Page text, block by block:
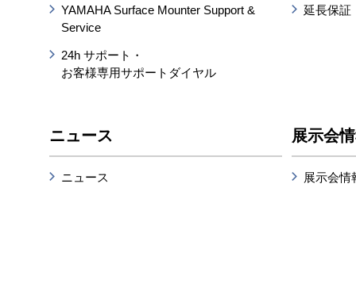
YAMAHA Surface Mounter Support &
Service
24h サポート・
お客様専用サポートダイヤル
延長保証
ニュース
ニュース
展示会
展示会情